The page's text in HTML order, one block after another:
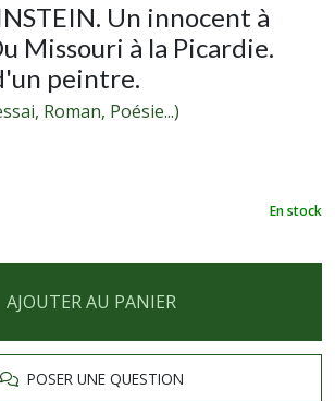
Un innocent à
Missouri à la Picardie.
peintre.
Roman, Poésie...)
En stock
AJOUTER AU PANIER
POSER UNE QUESTION